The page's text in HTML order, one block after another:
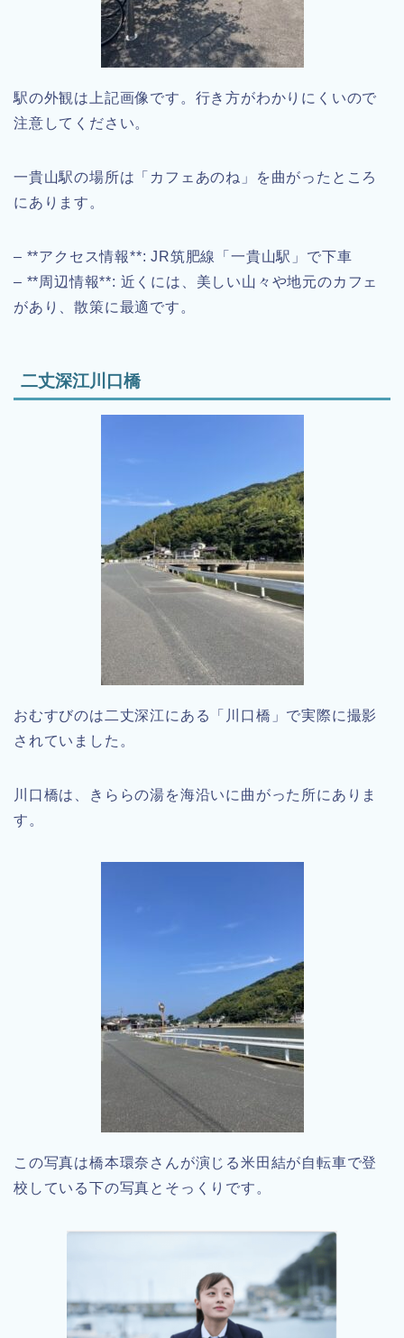
駅の外観は上記画像です。行き方がわかりにくいので
注意してください。
一貴山駅の場所は「カフェあのね」を曲がったところ
にあります。
– **アクセス情報**: JR筑肥線「一貴山駅」で下車
– **周辺情報**: 近くには、美しい山々や地元のカフェ
があり、散策に最適です。
二丈深江川口橋
おむすびのは二丈深江にある「川口橋」で実際に撮影
されていました。
川口橋は、きららの湯を海沿いに曲がった所にありま
す。
この写真は橋本環奈さんが演じる米田結が自転車で登
校している下の写真とそっくりです。